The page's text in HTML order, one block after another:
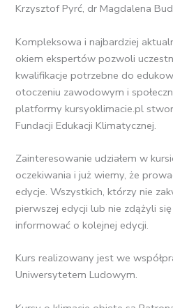
Krzysztof Pyrć, dr Magdalena
Kompleksowa i najbardziej
okiem ekspertów pozwoli
kwalifikacje potrzebne do
otoczeniu zawodowym i
platformy kursyoklimacie.pl
Fundacji Edukacji Klimatycznej.
Zainteresowanie udziałem w
oczekiwania i już wiemy, że
edycje. Wszystkich, którzy nie
pierwszej edycji lub nie zdążyli
informować o kolejnej edycji.
Kurs realizowany jest we
Uniwersytetem Ludowym.